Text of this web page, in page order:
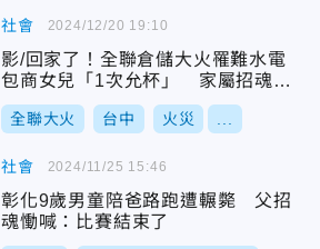
社會
影/回家了！全聯倉儲大火罹難水電
包商女兒「1次允杯」 家屬招魂聞
燒焦味
全聯大火 台中 火災
2024/12/20 19:10
社會
彰化9歲男童陪爸路跑遭輾斃 父招
魂慟喊：比賽結束了
2024/11/25 15:46